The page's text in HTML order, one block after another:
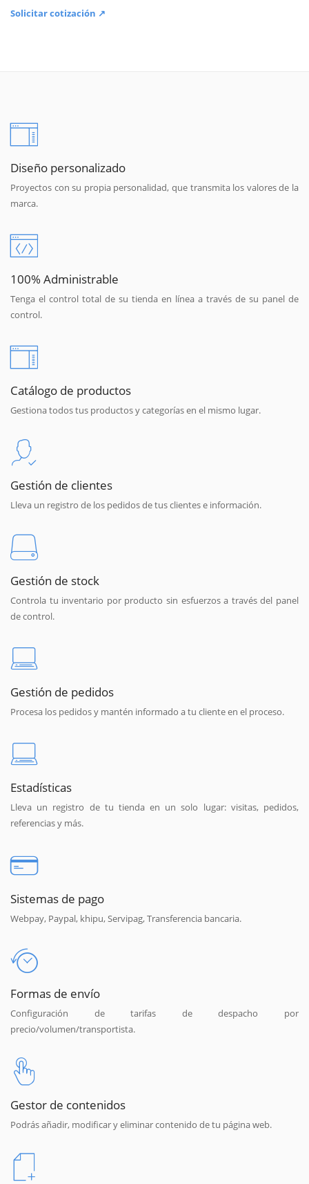
Solicitar cotización ↗
Diseño personalizado
Proyectos con su propia personalidad, que transmita los valores de la
marca.
100% Administrable
Tenga el control total de su tienda en línea a través de su panel de
control.
Catálogo de productos
Gestiona todos tus productos y categorías en el mismo lugar.
Gestión de clientes
Lleva un registro de los pedidos de tus clientes e información.
Gestión de stock
Controla tu inventario por producto sin esfuerzos a través del panel
de control.
Gestión de pedidos
Procesa los pedidos y mantén informado a tu cliente en el proceso.
Estadísticas
Lleva un registro de tu tienda en un solo lugar: visitas, pedidos,
referencias y más.
Sistemas de pago
Webpay, Paypal, khipu, Servipag, Transferencia bancaria.
Formas de envío
Configuración de tarifas de despacho por
precio/volumen/transportista.
Gestor de contenidos
Podrás añadir, modificar y eliminar contenido de tu página web.